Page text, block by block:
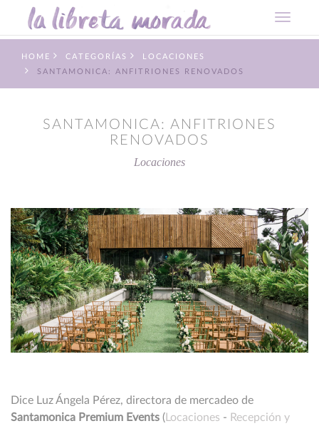
HOME CATEGORÍAS
LOCACIONES
SANTAMONICA: ANFITRIONES RENOVADOS
SANTAMONICA: ANFITRIONES
RENOVADOS
Locaciones
Dice Luz Ángela Pérez, directora de mercadeo de
Santamonica Premium Events (Locaciones - Recepción y